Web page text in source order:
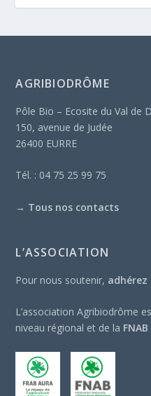
AGRIBIODRÔME
Pôle Bio – Ecosite du Val de
150, avenue de Judée
26400 EURRE
Tél. : 04 75 25 99 75
→ Tous nos contacts
L’ASSOCIATION
Pour nous soutenir,
L’association Agribiodrôme
niveau régional et de la FNAB